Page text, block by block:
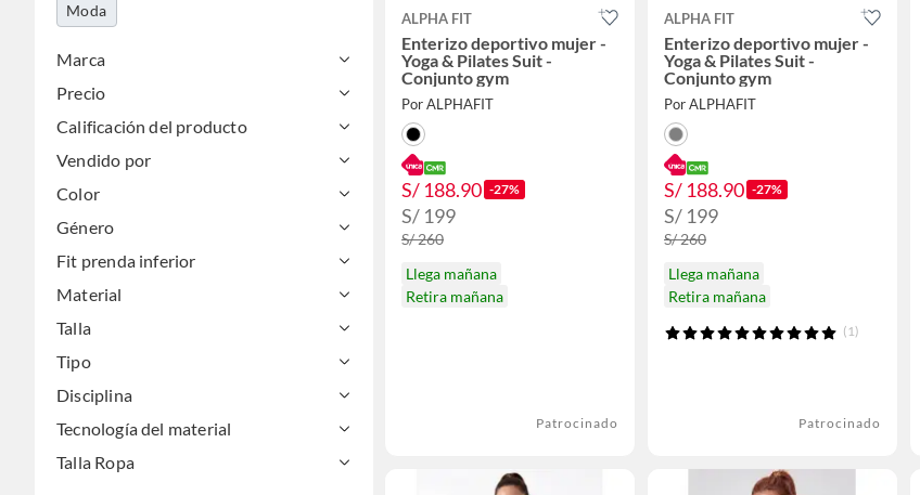
Moda
Marca
Precio
Calificación del producto
Vendido por
Color
Género
Fit prenda inferior
Material
Talla
Tipo
Disciplina
Tecnología del material
Talla Ropa
ALPHA FIT
Enterizo deportivo mujer -
Yoga & Pilates Suit -
Conjunto gym
Por ALPHAFIT
S/ 188.90 -27%
S/ 199
S/ 260
Llega mañana
Retira mañana
Patrocinado
ALPHA FIT
Enterizo deportivo mujer -
Yoga & Pilates Suit -
Conjunto gym
Por ALPHAFIT
S/ 188.90 -27%
S/ 199
S/ 260
Llega mañana
Retira mañana
(1)
Patrocinado